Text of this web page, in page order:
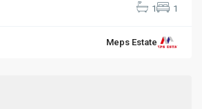
1
1
Meps EstateBeach,